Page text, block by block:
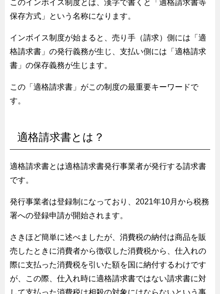
このインボイス制度とは、漢字で書くと「適格請求書等
保存方式」という名称になります。
インボイス制度が始まると、売り手（請求）側には「適
格請求書」の発行義務が生じ、支払い側には「適格請求
書」の保存義務が生じます。
この「適格請求書」がこの制度の最重要キーワードで
す。
適格請求書とは？
適格請求書とは適格請求書発行事業者が発行する請求書
です。
発行事業者は登録制になっており、2021年10月から税務
署への登録申請が開始されます。
さきほど簡単に述べましたが、消費税の納付は商品を販
売したときに消費者から徴収した消費税から、仕入れの
際に支払った消費税を引いた額を国に納付するわけです
が、この際、仕入れ時に適格請求書ではない請求書に対
して支払った消費税は相殺の対象にはならないという事